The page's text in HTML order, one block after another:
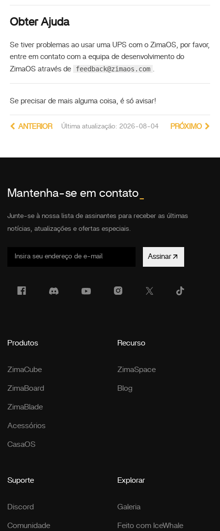
Obter Ajuda
Se tiver problemas ao usar uma UPS com o ZimaOS, por favor,
entre em contato com a equipa de desenvolvimento do
ZimaOS através de
feedback@zimaos.com
Se precisar de mais alguma coisa, é só avisar!
Última atualização: 2026-08-04
ANTERIOR PRÓXIMO
Mantenha-se em contato
Junte-se à nossa lista de assinantes para receber as últimas
notícias, atualizações e ofertas especiais.
Assinar
Produtos
ZimaCube
ZimaBoard
ZimaBlade
Acessórios
CasaOS
Recurso
ZimaSpace
Blog
Suporte
Discord
Comunidade
Explorar
Galeria
Feito com IceWhale